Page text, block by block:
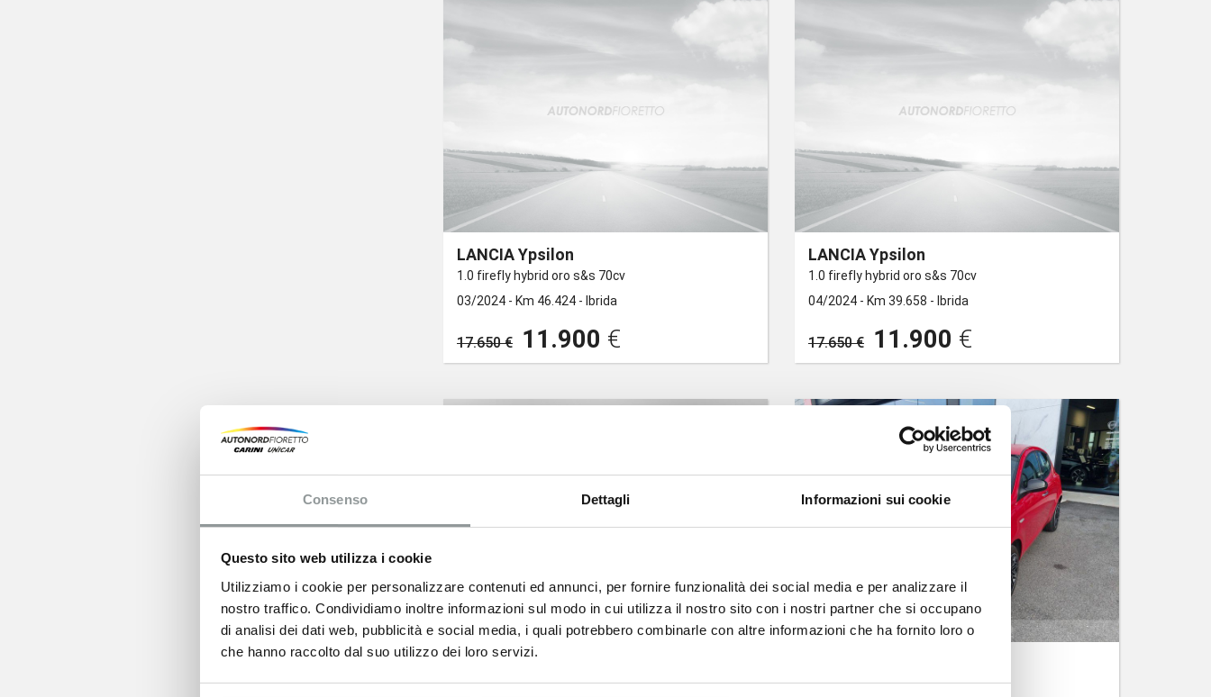
Consenso Dettagli Informazioni sui cookie
Questo sito web utilizza i cookie
Utilizziamo i cookie per personalizzare contenuti ed annunci, per fornire funzionalità dei social media e per analizzare il
nostro traffico. Condividiamo inoltre informazioni sul modo in cui utilizza il nostro sito con i nostri partner che si occupano
di analisi dei dati web, pubblicità e social media, i quali potrebbero combinarle con altre informazioni che ha fornito loro o
che hanno raccolto dal suo utilizzo dei loro servizi.
LANCIA Ypsilon
1.0 firefly hybrid oro s&s 70cv
03/2024 - Km 46.424 - Ibrida
17.650 € 11.900 €
LANCIA Ypsilon
1.0 firefly hybrid oro s&s 70cv
04/2024 - Km 39.658 - Ibrida
17.650 € 11.900 €
1.0 firefly hybrid oro s&s 70cv
1.0 firefly hybrid oro s&s 70cv